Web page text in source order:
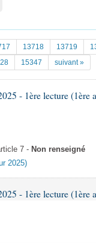
... )
13718 13719
15347 suivant »
- 1ère lecture (1ère
7 - Non renseigné
2025)
- 1ère lecture (1ère